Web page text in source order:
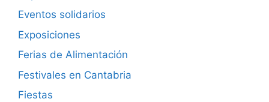
Eventos solidarios
Exposiciones
Ferias de Alimentación
Festivales en Cantabria
Fiestas